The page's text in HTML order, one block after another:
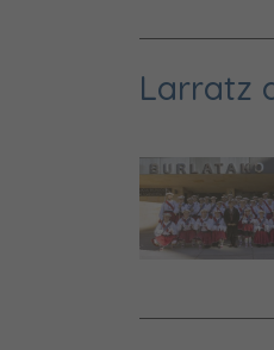
Larratz